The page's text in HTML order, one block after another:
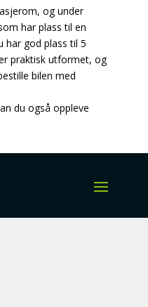
og under
har plass til en
har god plass til 5
praktisk utformet, og
bilen med
du også oppleve